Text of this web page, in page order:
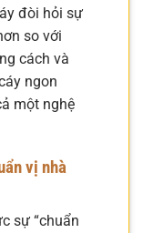
đòi hỏi sự
so với
cách và
ngon
một nghệ
vị nhà
sự “chuẩn